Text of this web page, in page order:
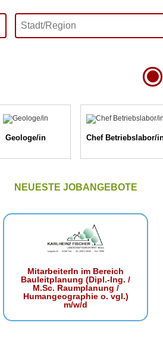
Geologe/in Chef Betriebslabor/
NEUESTE JOBANGEBOTE
MitarbeiterIn im Bereich
Bauleitplanung (Dipl.-Ing. /
M.Sc. Raumplanung /
Humangeographie o. vgl.)
m/w/d